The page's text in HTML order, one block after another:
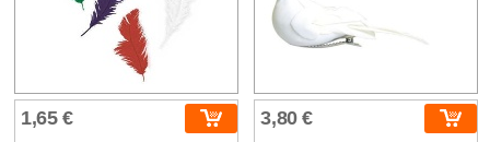
1,65 € 3,80 €